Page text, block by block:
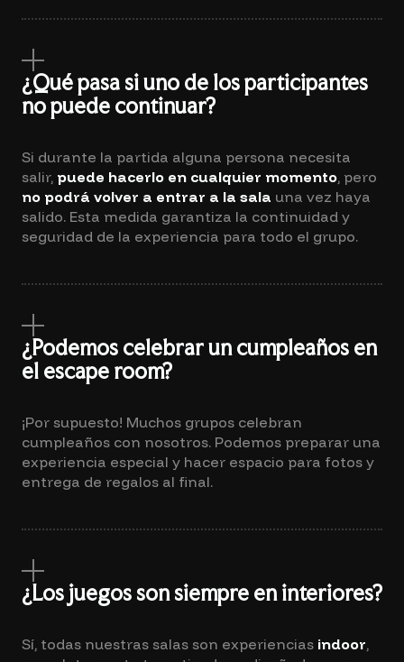
¿Qué pasa si uno de los participantes
no puede continuar?
Si durante la partida alguna persona necesita
salir, puede hacerlo en cualquier momento, pero
no podrá volver a entrar a la sala una vez haya
salido. Esta medida garantiza la continuidad y
seguridad de la experiencia para todo el grupo.
¿Podemos celebrar un cumpleaños en
el escape room?
¡Por supuesto! Muchos grupos celebran
cumpleaños con nosotros. Podemos preparar una
experiencia especial y hacer espacio para fotos y
entrega de regalos al final.
¿Los juegos son siempre en interiores?
Sí, todas nuestras salas son experiencias indoor,